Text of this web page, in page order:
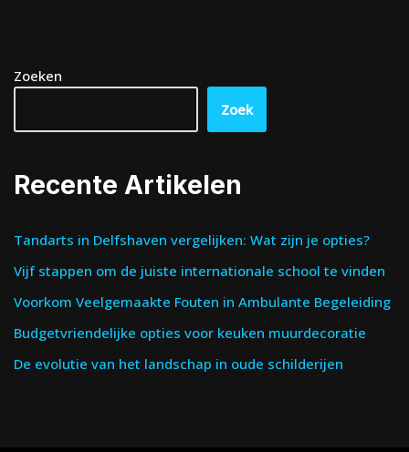
Zoeken
Zoek
Recente Artikelen
Tandarts in Delfshaven vergelijken: Wat zijn je opties?
Vijf stappen om de juiste internationale school te vinden
Voorkom Veelgemaakte Fouten in Ambulante Begeleiding
Budgetvriendelijke opties voor keuken muurdecoratie
De evolutie van het landschap in oude schilderijen